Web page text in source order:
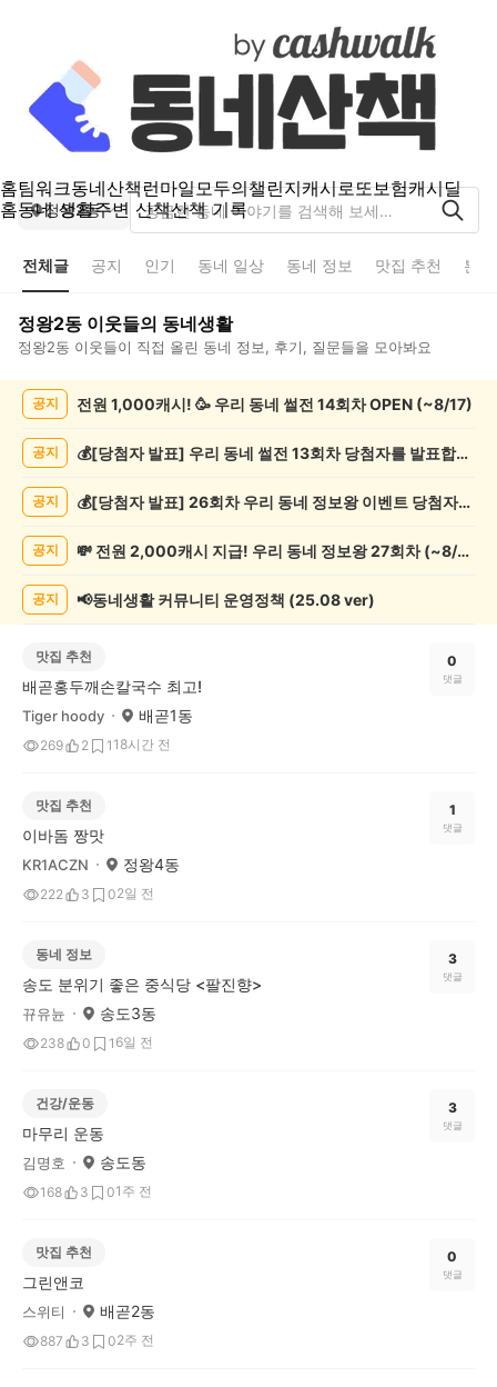
홈팀워크동네산책런마일모두의챌린지캐시로또보험캐시딜
홈동네 생활주변 산책산책 기록
정왕2동
전체글 공지 인기 동네 일상 동네 정보 맛집 추천 분
정왕2동 이웃들의 동네생활
정왕2동 이웃들이 직접 올린 동네 정보, 후기, 질문들을 모아봐요
록
공지 전원 1,000캐시! 🥳 우리 동네 썰전 14회차 OPEN (~8/17)
공지 💰[당첨자 발표] 우리 동네 썰전 13회차 당첨자를 발표합니다!
공지 💰[당첨자 발표] 26회차 우리 동네 정보왕 이벤트 당첨자를 발표합니다!
공지 💸 전원 2,000캐시 지급! 우리 동네 정보왕 27회차 (~8/10)
공지 📢동네생활 커뮤니티 운영정책 (25.08 ver)
맛집 추천
배곧홍두깨손칼국수 최고!
Tiger hoody 배곧1동
269 2 1 18시간 전
0
댓글
맛집 추천
이바돔 짱맛
KR1ACZN 정왕4동
222 3 02일 전
1
댓글
동네 정보
송도 분위기 좋은 중식당 <팔진향>
뀨유뉸 송도3동
238 0 1 6일 전
3
댓글
건강/운동
마무리 운동
김명호 송도동
168 3 01주 전
3
댓글
맛집 추천
그린앤코
스위티 배곧2동
887 3 02주 전
0
댓글